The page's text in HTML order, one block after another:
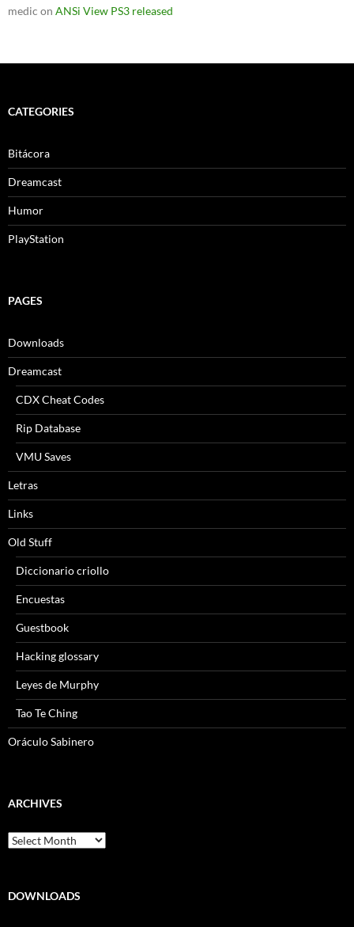
medic on ANSi View PS3 released
CATEGORIES
Bitácora
Dreamcast
Humor
PlayStation
PAGES
Downloads
Dreamcast
CDX Cheat Codes
Rip Database
VMU Saves
Letras
Links
Old Stuff
Diccionario criollo
Encuestas
Guestbook
Hacking glossary
Leyes de Murphy
Tao Te Ching
Oráculo Sabinero
ARCHIVES
Archives
DOWNLOADS